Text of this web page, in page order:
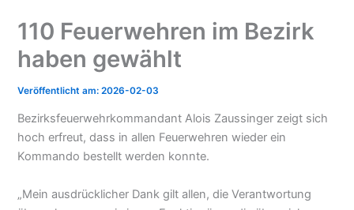
110 Feuerwehren im Bezirk
haben gewählt
2026-02-03
Bezirksfeuerwehrkommandant Alois Zaussinger zeigt sich
hoch erfreut, dass in allen Feuerwehren wieder ein
Kommando bestellt werden konnte.
„Mein ausdrücklicher Dank gilt allen, die Verantwortung